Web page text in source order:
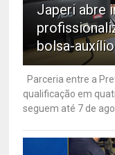
Japeri abre
bolsa-
Parceria entre a
qualificação em
seguem até 7 de